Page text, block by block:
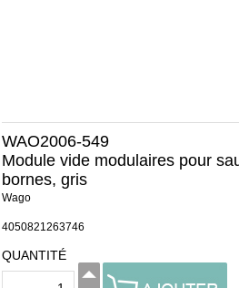
WAO2006-549
Module vide modulaires pour
bornes, gris
Wago
4050821263746
QUANTITÉ